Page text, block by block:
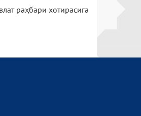
раҳбари хотирасига